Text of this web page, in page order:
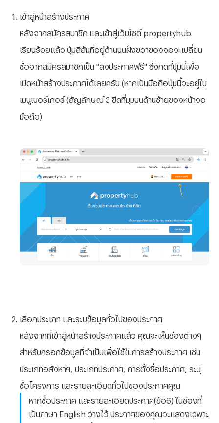
เข้าสู่หน้าสร้างประกาศ
หลังจากสมัครสมาชิก และเข้าสู่เว็บไซต์ propertyhub
เรียบร้อยแล้ว ปุ่มสีส้มที่อยู่ด้านบนฝั่งขวาของจอจะเปลี่ยน
ชื่อจากสมัครสมาชิกเป็น "ลงประกาศฟรี" ซึ่งกดที่ปุ่มนี้เพื่อ
เปิดหน้าสร้างประกาศได้เลยครับ (หากเป็นมือถือปุ่มนี้จะอยู่ใน
เมนูเบอร์เกอร์ (สัญลักษณ์ 3 ขีดที่มุมบนด้านซ้ายของหน้าจอ
มือถือ)
เลือกประเภท และระบุข้อมูลทั่วไปของประกาศ
หลังจากที่เข้าสู่หน้าสร้างประกาศแล้ว คุณจะเห็นช่องต่างๆ
สำหรับกรอกข้อมูลที่จำเป็นเพื่อใช้ในการสร้างประกาศ เช่น
ประเภทอสังหาฯ, ประเภทประกาศ, การตั้งชื่อประกาศ, ระบุ
ชื่อโครงการ และรายละเอียดทั่วไปของประกาศคุณ
หากชื่อประกาศ และรายละเอียดประกาศ(ข้อ6) ในช่องที่
เป็นภาษา English ว่างไว้ ประกาศของคุณจะแสดงเฉพาะ